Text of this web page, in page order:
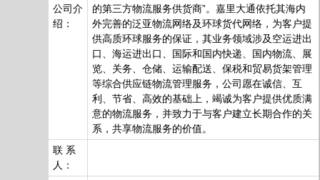
公司介
绍：
的第三方物流服务供货商”。嘉里大通依托其海内
外完善的泛亚物流网络及环球货代网络，为客户提
供高质环球服务的保证，其业务领域涉及空运进出
口、海运进出口、国际和国内快递、国内物流、展
览、关务、仓储、运输配送、保税和贸易货架管理
等综合供应链物流管理服务，公司愿在诚信、互
利、节省、高效的基础上，竭诚为客户提供优质满
意的物流服务，并致力于与客户建立长期合作的关
系，共享物流服务的价值。
联 系
人：